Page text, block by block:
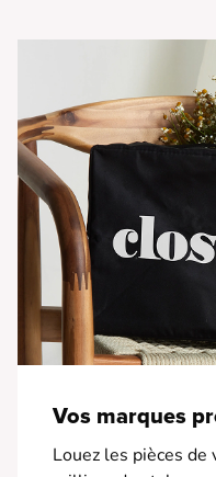
• Finition dorée brillante
Vos marques
Louez les pièces de